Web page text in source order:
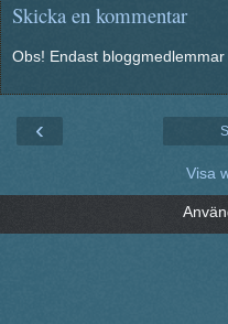
Skicka en kommentar
Obs! Endast bloggmedlemmar
‹
Visa